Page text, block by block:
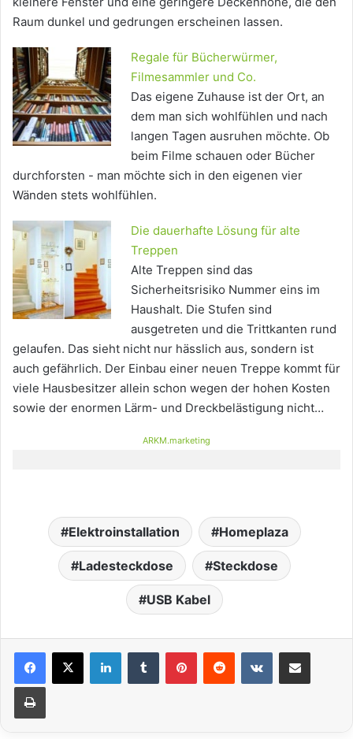
Raum dunkel und gedrungen erscheinen lassen.
Regale für Bücherwürmer,
Filmesammler und Co.
Das eigene Zuhause ist der Ort, an
dem man sich wohlfühlen und nach
langen Tagen ausruhen möchte. Ob
beim Filme schauen oder Bücher
durchforsten - man möchte sich in den eigenen vier
Wänden stets wohlfühlen.
Die dauerhafte Lösung für alte
Treppen
Alte Treppen sind das
Sicherheitsrisiko Nummer eins im
Haushalt. Die Stufen sind
ausgetreten und die Trittkanten rund
gelaufen. Das sieht nicht nur hässlich aus, sondern ist
auch gefährlich. Der Einbau einer neuen Treppe kommt für
viele Hausbesitzer allein schon wegen der hohen Kosten
sowie der enormen Lärm- und Dreckbelästigung nicht…
ARKM.marketing
Elektroinstallation Homeplaza
Ladesteckdose Steckdose
USB Kabel